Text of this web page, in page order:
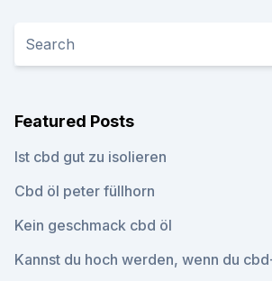
Featured Posts
Ist cbd gut zu isolieren
Cbd öl peter füllhorn
Kein geschmack cbd öl
Kannst du hoch werden, wenn du